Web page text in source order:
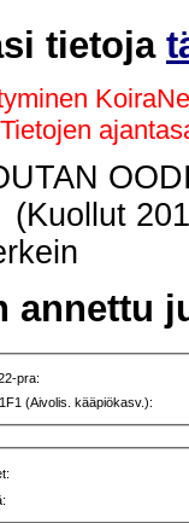
tietoja
(Kuollut
annettu
pra:
(Aivolis. kääpiökasv.):